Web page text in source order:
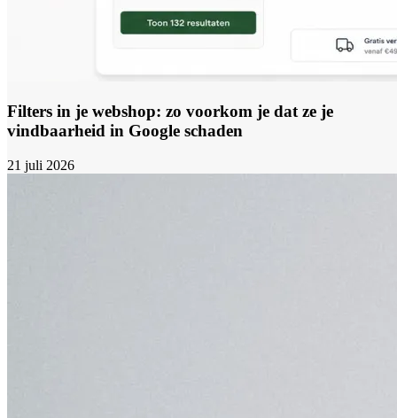
Filters in je webshop: zo voorkom je dat ze je
vindbaarheid in Google schaden
21 juli 2026